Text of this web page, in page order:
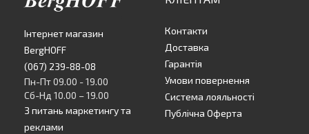
Інтернет магазин
BergHOFF
(067) 239-88-08
Пн-Пт 09.00 - 19.00
Сб-Нд 10.00 – 19.00
З питань маркетингу та
реклами
Контакти
Доставка
Гарантія
Умови повернення
Система лояльності
Публічна Оферта